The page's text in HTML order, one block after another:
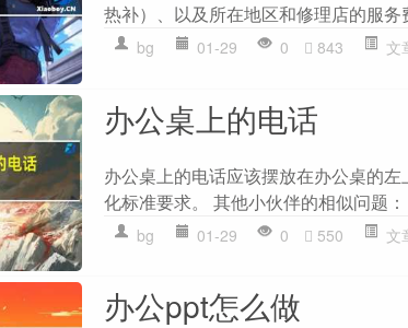
热补）、以及所在地区和修理店的服
bg 01-29 0 843 文
办公桌上的电话
办公桌上的电话应该摆放在办公桌的
化标准要求。 其他小伙伴的相似问题
bg 01-29 0 550 文
办公ppt怎么做